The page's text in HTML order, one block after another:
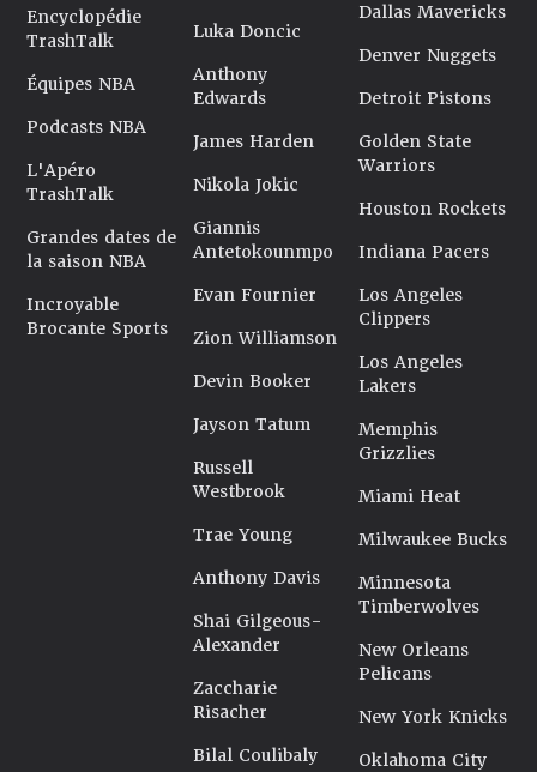
Encyclopédie
TrashTalk
Équipes NBA
Podcasts NBA
L'Apéro
TrashTalk
Grandes dates de
la saison NBA
Incroyable
Brocante Sports
Luka Doncic
Anthony
Edwards
James Harden
Nikola Jokic
Giannis
Antetokounmpo
Evan Fournier
Zion Williamson
Devin Booker
Jayson Tatum
Russell
Westbrook
Trae Young
Anthony Davis
Shai Gilgeous-
Alexander
Zaccharie
Risacher
Bilal Coulibaly
Dallas Mavericks
Denver Nuggets
Detroit Pistons
Golden State
Warriors
Houston Rockets
Indiana Pacers
Los Angeles
Clippers
Los Angeles
Lakers
Memphis
Grizzlies
Miami Heat
Milwaukee Bucks
Minnesota
Timberwolves
New Orleans
Pelicans
New York Knicks
Oklahoma City